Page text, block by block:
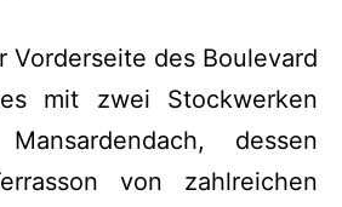
Vorderseite des Boulevard
mit zwei Stockwerken
dessen
von zahlreichen